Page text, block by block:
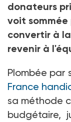
donateurs
voit sommée
convertir à
revenir à
Plombée par
France
sa méthode
budgétaire,